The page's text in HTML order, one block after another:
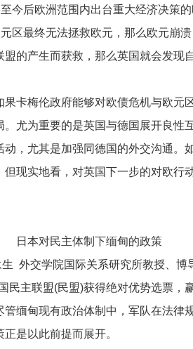
今后欧洲范围内出台重大经济决策
区最终无法拯救欧元，那么欧元崩
的产生而获救，那么英国就会发
梅伦政府能够对欧债危机与欧元
尤为重要的是英国与德国展开良
，尤其是加强同德国的外交沟通
现实地看，对英国下一步的对欧
日本对民主体制下缅甸的政策
生 外交学院国际关系研究所教授、博
主联盟(民盟)获得绝对优势选票，
缅甸现有政治体制中，军队在法
是以此前提而展开。